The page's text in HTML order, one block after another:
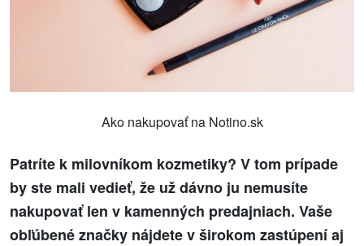
Ako nakupovať na Notino.sk
Patríte k milovníkom kozmetiky? V tom prípade
by ste mali vedieť, že už dávno ju nemusíte
nakupovať len v kamenných predajniach. Vaše
obľúbené značky nájdete v širokom zastúpení aj